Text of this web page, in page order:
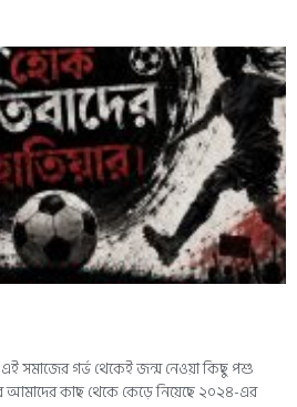
সমাজের গর্ভ থেকেই জন্ম নেওয়া কিছু পশু
আমাদের কাছ থেকে কেড়ে নিয়েছে ২০২৪-এর